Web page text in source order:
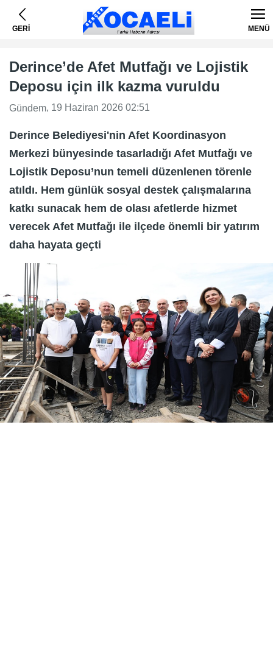
GERİ MENÜ
Derince’de Afet Mutfağı ve Lojistik
Deposu için ilk kazma vuruldu
Gündem, 19 Haziran 2026 02:51
Derince Belediyesi'nin Afet Koordinasyon
Merkezi bünyesinde tasarladığı Afet Mutfağı ve
Lojistik Deposu’nun temeli düzenlenen törenle
atıldı. Hem günlük sosyal destek çalışmalarına
katkı sunacak hem de olası afetlerde hizmet
verecek Afet Mutfağı ile ilçede önemli bir yatırım
daha hayata geçti